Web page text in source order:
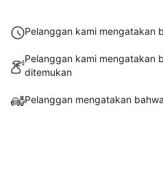
Pelanggan kami mengatakan
Pelanggan kami mengatakan
ditemukan
Pelanggan mengatakan